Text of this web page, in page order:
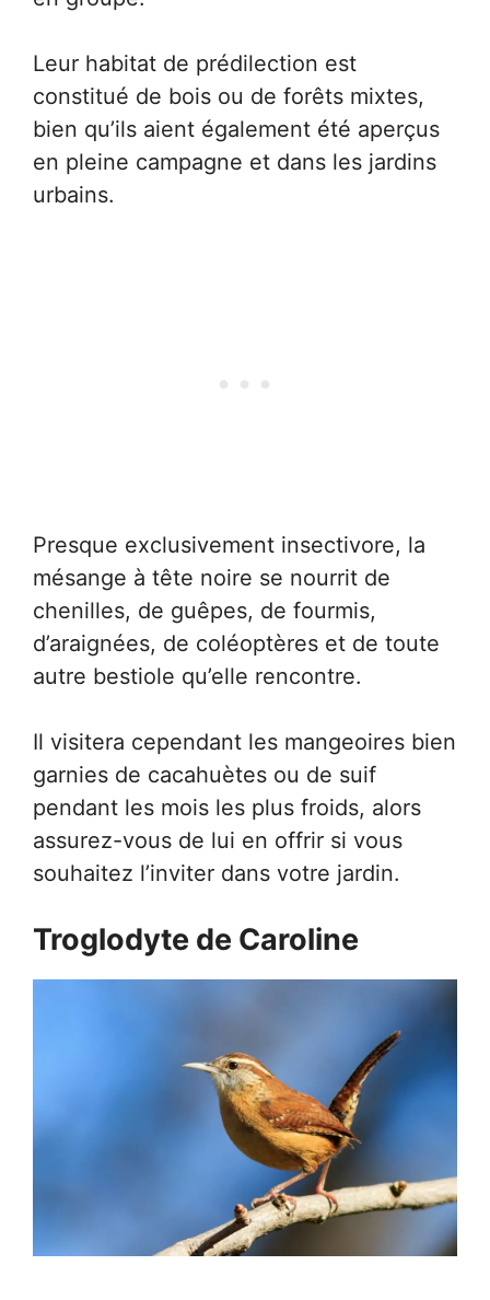
Leur habitat de prédilection est
constitué de bois ou de forêts mixtes,
bien qu’ils aient également été aperçus
en pleine campagne et dans les jardins
urbains.
Presque exclusivement insectivore, la
mésange à tête noire se nourrit de
chenilles, de guêpes, de fourmis,
d’araignées, de coléoptères et de toute
autre bestiole qu’elle rencontre.
Il visitera cependant les mangeoires bien
garnies de cacahuètes ou de suif
pendant les mois les plus froids, alors
assurez-vous de lui en offrir si vous
souhaitez l’inviter dans votre jardin.
Troglodyte de Caroline